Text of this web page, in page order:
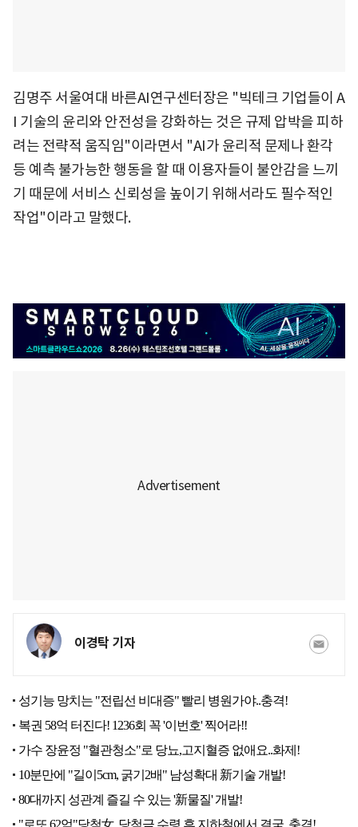
김명주 서울여대 바른AI연구센터장은 "빅테크 기업들이 A
I 기술의 윤리와 안전성을 강화하는 것은 규제 압박을 피하
려는 전략적 움직임"이라면서 "AI가 윤리적 문제나 환각
등 예측 불가능한 행동을 할 때 이용자들이 불안감을 느끼
기 때문에 서비스 신뢰성을 높이기 위해서라도 필수적인
작업"이라고 말했다.
이경탁 기자